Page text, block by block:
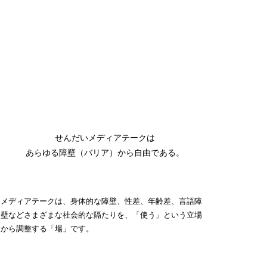
せんだいメディアテークは
あらゆる障壁（バリア）から自由である。
メディアテークは、身体的な障壁、性差、年齢差、言語障
壁などさまざまな社会的な隔たりを、「使う」という立場
から調整する「場」です。